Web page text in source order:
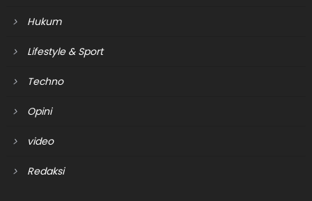
Hukum
Lifestyle & Sport
Techno
Opini
video
Redaksi